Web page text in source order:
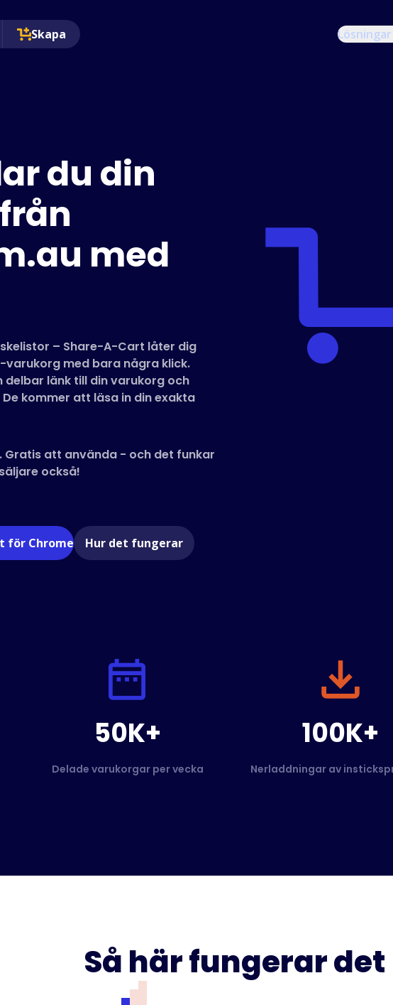
Skapa Lösningar
du din
med
– Share-A-Cart låter dig
med bara några klick.
delbar länk till din varukorg och
kommer att läsa in din exakta
Gratis att använda - och det funkar
också!
för Chrome Hur det fungerar
50K+
Delade varukorgar per vecka
100K+
Nerladdningar av
Så här fungerar det